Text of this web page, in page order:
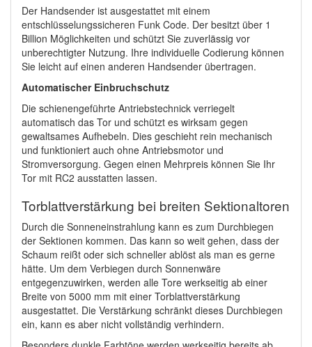
Der Handsender ist ausgestattet mit einem
entschlüsselungssicheren Funk Code. Der besitzt über 1
Billion Möglichkeiten und schützt Sie zuverlässig vor
unberechtigter Nutzung. Ihre individuelle Codierung können
Sie leicht auf einen anderen Handsender übertragen.
Automatischer Einbruchschutz
Die schienengeführte Antriebstechnick verriegelt
automatisch das Tor und schützt es wirksam gegen
gewaltsames Aufhebeln. Dies geschieht rein mechanisch
und funktioniert auch ohne Antriebsmotor und
Stromversorgung. Gegen einen Mehrpreis können Sie Ihr
Tor mit RC2 ausstatten lassen.
Torblattverstärkung bei breiten Sektionaltoren
Durch die Sonneneinstrahlung kann es zum Durchbiegen
der Sektionen kommen. Das kann so weit gehen, dass der
Schaum reißt oder sich schneller ablöst als man es gerne
hätte. Um dem Verbiegen durch Sonnenwäre
entgegenzuwirken, werden alle Tore werkseitig ab einer
Breite von 5000 mm mit einer Torblattverstärkung
ausgestattet. Die Verstärkung schränkt dieses Durchbiegen
ein, kann es aber nicht vollständig verhindern.